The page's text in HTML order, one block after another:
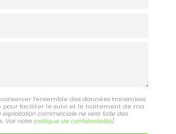
l'ensemble des données transmises
pour faciliter le suivi et le traitement de ma
exploitation commerciale ne sera faite des
Voir notre politique de confidentialité)